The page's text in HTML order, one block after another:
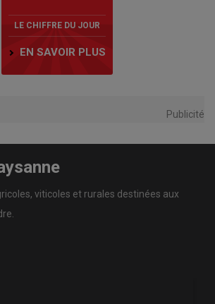
LE CHIFFRE DU JOUR
EN SAVOIR PLUS
Publicité
viticoles et rurales destinées aux